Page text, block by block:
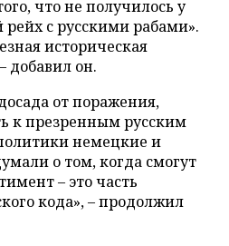
что не получилось у
с русскими рабами».
историческая
добавил он.
от поражения,
к презренным русским
немецкие и
о том, когда смогут
– это часть
кода», – продолжил